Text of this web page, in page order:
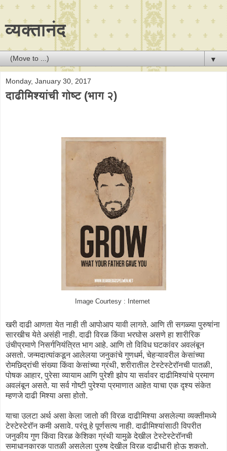
व्यक्तानंद
▼
Monday, January 30, 2017
दाढीमिश्यांची गोष्ट (भाग २)
Image Courtesy : Internet
खरी दाढी आणता येत नाही ती आपोआप यावी लागते. आणि ती सगळ्या पुरुषांना
सारखीच येते असंही नाही. दाढी विरळ किंवा भरघोस असणे हा शारीरिक
उंचीप्रमाणे निसर्गनियंत्रित भाग आहे. आणि तो विविध घटकांवर अवलंबून
असतो. जन्मदात्यांकडून आलेलया जनुकांचे गुणधर्म, चेहऱ्यावरील केसांच्या
रोमछिद्रांची संख्या किंवा केसांच्या ग्रंथी, शरीरातील टेस्टेस्टेरॉनची पातळी,
पोषक आहार, पुरेसा व्यायाम आणि पुरेशी झोप या सर्वावर दाढीमिश्यांचे प्रमाण
अवलंबून असते. या सर्व गोष्टी पुरेश्या प्रमाणात आहेत याचा एक दृश्य संकेत
म्हणजे दाढी मिश्या असा होतो.
याचा उलटा अर्थ असा केला जातो की विरळ दाढीमिश्या असलेल्या व्यक्तीमध्ये
टेस्टेस्टेरॉन कमी असावे. परंतू हे पूर्णसत्य नाही. दाढीमिश्यांसाठी विपरीत
जनुकीय गुण किंवा विरळ केशिका ग्रंथी यामुळे देखील टेस्टेस्टेरॉनची
समाधानकारक पातळी असलेला पुरुष देखील विरळ दाढीधारी होऊ शकतो.